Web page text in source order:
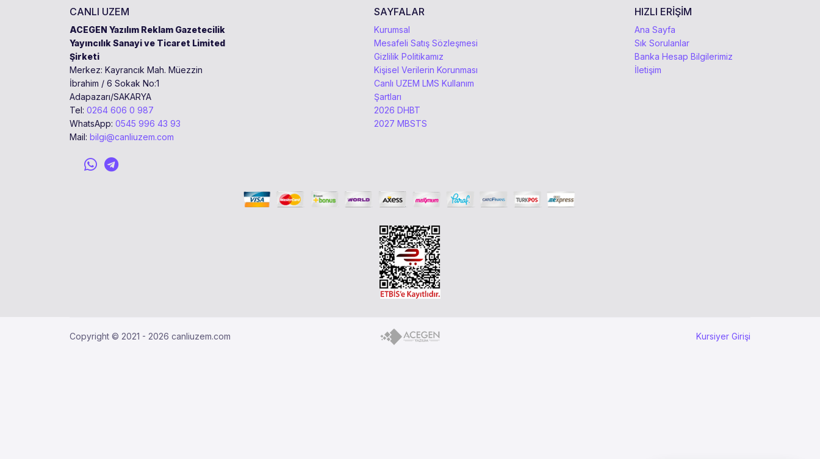
CANLI UZEM
ACEGEN Yazılım Reklam Gazetecilik
Yayıncılık Sanayi ve Ticaret Limited
Şirketi
Merkez: Kayrancık Mah. Müezzin
İbrahim / 6 Sokak No:1
Adapazarı/SAKARYA
Tel: 0264 606 0 987
WhatsApp: 0545 996 43 93
Mail: bilgi@canliuzem.com
SAYFALAR
Kurumsal
Mesafeli Satış Sözleşmesi
Gizlilik Politikamız
Kişisel Verilerin Korunması
Canlı UZEM LMS Kullanım
Şartları
2026 DHBT
2027 MBSTS
HIZLI ERİŞİM
Ana Sayfa
Sık Sorulanlar
Banka Hesap Bilgilerimiz
İletişim
Copyright © 2021 - 2026 canliuzem.com Kursiyer Girişi